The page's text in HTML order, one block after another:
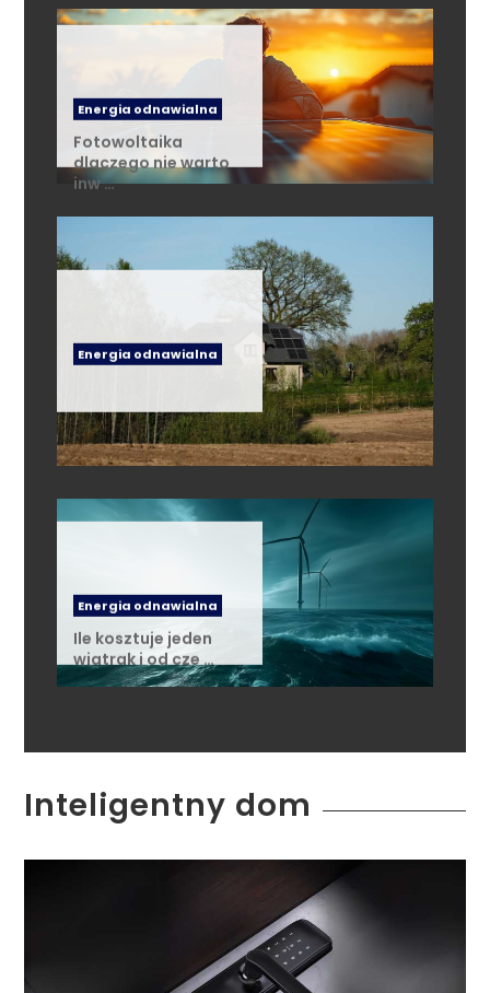
Energia odnawialna
Fotowoltaika
dlaczego nie warto
inw …
Energia odnawialna
Energia odnawialna
Ile kosztuje jeden
wiatrak i od cze …
Inteligentny dom